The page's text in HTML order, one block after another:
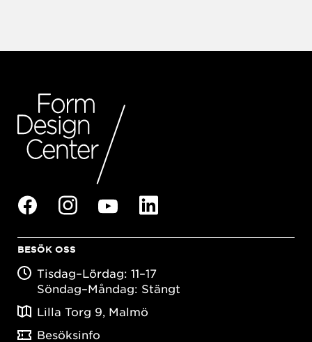
BESÖK OSS
Tisdag–Lördag: 11–17
Söndag–Måndag: Stängt
Lilla Torg 9, Malmö
Besöksinfo